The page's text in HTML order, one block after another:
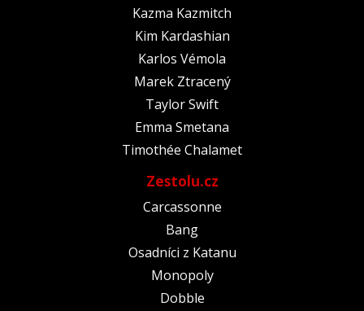
Kazma Kazmitch
Kim Kardashian
Karlos Vémola
Marek Ztracený
Taylor Swift
Emma Smetana
Timothée Chalamet
Zestolu.cz
Carcassonne
Bang
Osadníci z Katanu
Monopoly
Dobble